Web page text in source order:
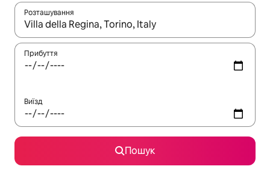
Розташування
Отримавши результати пошуку, використовуйте для
Прибуття
Виїзд
Пошук